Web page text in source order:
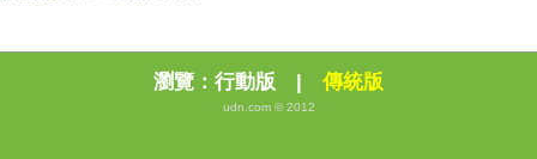
瀏覽： 行動版 | 傳統版
udn.com © 2012